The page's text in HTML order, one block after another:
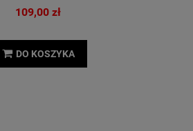
109,00 zł
DO KOSZYKA